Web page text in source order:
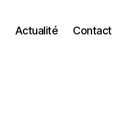
Actualité Contact